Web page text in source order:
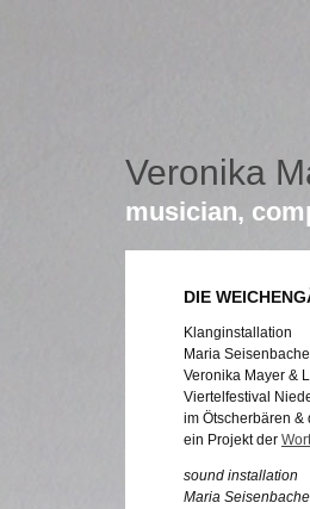
Veronika
musician,
DIE
Klanginstallation
Maria
Veronika Mayer &
Viertelfestival
im Ötscherbären
ein Projekt der
sound installation
Maria